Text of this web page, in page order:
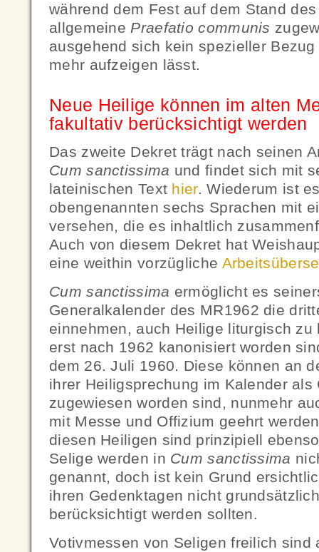
während dem Fest auf dem Stand
allgemeine Praefatio communis
ausgehend sich kein spezieller
mehr aufzeigen lässt.
Neue Heilige können im alten
fakultativ berücksichtigt werden
Das zweite Dekret trägt nach seinen
Cum sanctissima und findet sich mit
lateinischen Text hier. Wiederum ist
obengenannten sechs Sprachen mit
versehen, die es inhaltlich
Auch von diesem Dekret hat
eine weithin vorzügliche
Cum sanctissima ermöglicht es
Generalkalender des MR1962 die
einnehmen, auch Heilige liturgisch
erst nach 1962 kanonisiert worden
dem 26. Juli 1960. Diese können an
ihrer Heiligsprechung im Kalender als
zugewiesen worden sind, nunmehr
mit Messe und Offizium geehrt
diesen Heiligen sind prinzipiell
Selige werden in Cum sanctissima
genannt, doch ist kein Grund
ihren Gedenktagen nicht
berücksichtigt werden sollten.
Votivmessen von Seligen freilich sind